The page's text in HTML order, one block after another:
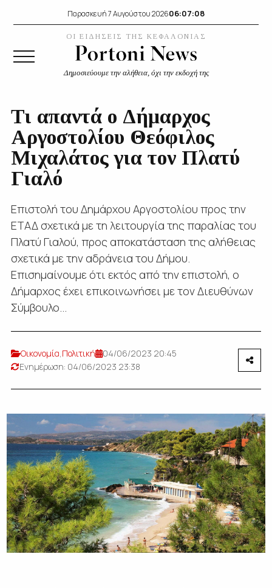
Παρασκευή 7 Αυγούστου 202606:07:09
ΟΙ ΕΙΔΗΣΕΙΣ ΤΗΣ ΚΕΦΑΛΟΝΙΑΣ
Δημοσιεύουμε την αλήθεια, όχι την εκδοχή της
Τι απαντά ο Δήμαρχος
Αργοστολίου Θεόφιλος
Μιχαλάτος για τον Πλατύ
Γιαλό
Επιστολή του Δημάρχου Αργοστολίου προς την
ΕΤΑΔ σχετικά με τη λειτουργία της παραλίας του
Πλατύ Γιαλού, προς αποκατάσταση της αλήθειας
σχετικά με την αδράνεια του Δήμου.
Επισημαίνουμε ότι εκτός από την επιστολή, ο
Δήμαρχος έχει επικοινωνήσει με τον Διευθύνων
Σύμβουλο...
Οικονομία,Πολιτική
04/06/2023 20:45
Ενημέρωση: 04/06/2023 23:38